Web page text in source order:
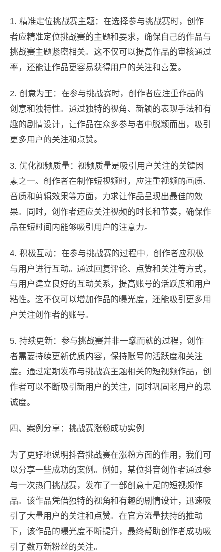
1. 精准定位挑战赛主题：在选择参与挑战赛时，创作
者应精准定位挑战赛的主题和要求，确保自己的作品与
挑战赛主题紧密相关。这不仅可以提高作品的审核通过
率，还能让作品更容易获得用户的关注和喜爱。
2. 创意为王：在参与挑战赛时，创作者应注重作品的
创意和独特性。通过独特的视角、新颖的表现手法和有
趣的剧情设计，让作品在众多参与者中脱颖而出，吸引
更多用户的关注和点赞。
3. 优化视频质量：视频质量是吸引用户关注的关键因
素之一。创作者在制作短视频时，应注重视频的画质、
音质和剪辑效果等方面，力求让作品呈现出最佳的效
果。同时，创作者还应关注视频的时长和节奏，确保作
品在短时间内能够吸引用户的注意力。
4. 积极互动：在参与挑战赛的过程中，创作者应积极
与用户进行互动。通过回复评论、点赞和关注等方式，
与用户建立良好的互动关系，提高账号的活跃度和用户
粘性。这不仅可以增加作品的曝光度，还能吸引更多用
户关注创作者的账号。
5. 持续更新：参与挑战赛并非一蹴而就的过程，创作
者需要持续更新优质内容，保持账号的活跃度和关注
度。通过定期发布与挑战赛主题相关的短视频作品，创
作者可以不断吸引新用户的关注，同时巩固老用户的忠
诚度。
四、案例分享：挑战赛涨粉成功实例
为了更好地说明抖音挑战赛在涨粉方面的作用，我们可
以分享一些成功的案例。例如，某位抖音创作者通过参
与一次热门挑战赛，发布了一部创意十足的短视频作
品。该作品凭借独特的视角和有趣的剧情设计，迅速吸
引了大量用户的关注和点赞。在官方流量扶持的推动
下，该作品的曝光度不断提升，最终帮助创作者成功吸
引了数万新粉丝的关注。